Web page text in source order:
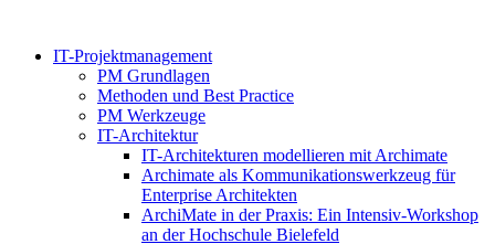
springenIT-Projektmanagement
PM Grundlagen
Methoden und Best Practice
PM Werkzeuge
IT-Architektur
IT-Architekturen modellieren mit Archimate
Archimate als Kommunikationswerkzeug für
Enterprise Architekten
ArchiMate in der Praxis: Ein Intensiv-Workshop
an der Hochschule Bielefeld